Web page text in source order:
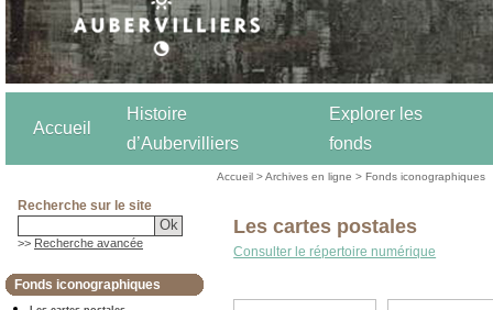
Accueil
Histoire
d’Aubervilliers
Explorer les
fonds
Recherche sur le site
>> Recherche avancée
Fonds iconographiques
Accueil >Archives en ligne >Fonds iconographiques
Les cartes postales
Consulter le répertoire numérique